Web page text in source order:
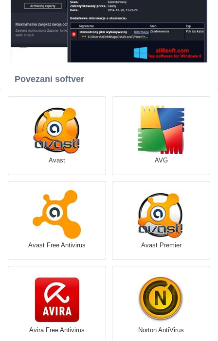
Povezani softver
Avast AVG
Avast Free Antivirus Avast Premier
Avira Free Antivirus Norton AntiVirus